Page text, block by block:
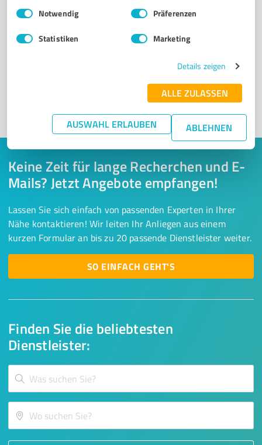
Impressum Datenschutzbestimmungen
Einwilligungsauswahl
Notwendig Präferenzen
Statistiken Marketing
Details zeigen
ALLE ZULASSEN
AUSWAHL ERLAUBEN ABLEHNEN
Sie möchten auch hier gelistet werden?
Finden Sie die beliebtesten
Dienstleister:
Keine Zeit für lange Recherchen und E-
Mails? Jetzt Angebote empfangen!
Lassen Sie sich einfach von passenden Experten in Ihrer
Nähe kontaktieren! Wir leiten Ihr Anliegen aus einem
kurzen Formular an bis zu 20 passende Dienstleister weiter.
SO EINFACH GEHT'S